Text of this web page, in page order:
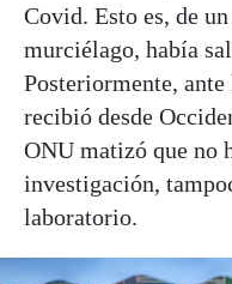
Covid. Esto es, de
murciélago, había
Posteriormente,
recibió desde
ONU matizó que no
investigación,
laboratorio.